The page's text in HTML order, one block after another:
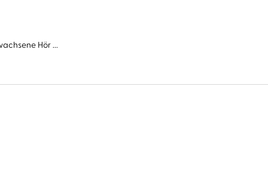
Hör ...